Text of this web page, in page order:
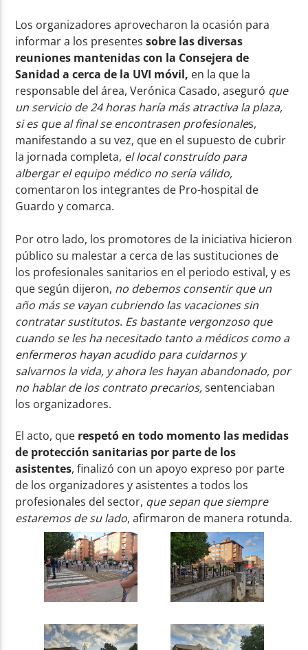
Los organizadores aprovecharon la ocasión para
informar a los presentessobre las diversas
reuniones mantenidas con la Consejera de
Sanidad a cerca de la UVI móvil, en la que la
responsable del área, Verónica Casado, aseguró que
un servicio de 24 horas haría más atractiva la plaza,
si es que al final se encontrasen profesionales,
manifestando a su vez, que en el supuesto de cubrir
la jornada completa, el local construído para
albergar el equipo médico no sería válido,
comentaron los integrantes de Pro-hospital de
Guardo y comarca.
Por otro lado, los promotores de la iniciativa hicieron
público su malestar a cerca de las sustituciones de
los profesionales sanitarios en el periodo estival, y es
que según dijeron, no debemos consentir que un
año más se vayan cubriendo las vacaciones sin
contratar sustitutos. Es bastante vergonzoso que
cuando se les ha necesitado tanto a médicos como a
enfermeros hayan acudido para cuidarnos y
salvarnos la vida, y ahora les hayan abandonado, por
no hablar de los contrato precarios,sentenciaban
los organizadores.
El acto, que respetó en todo momento las medidas
de protección sanitarias por parte de los
asistentes, finalizó con un apoyo expreso por parte
de los organizadores y asistentes a todos los
profesionales del sector, que sepan que siempre
estaremos de su lado, afirmaron de manera rotunda.